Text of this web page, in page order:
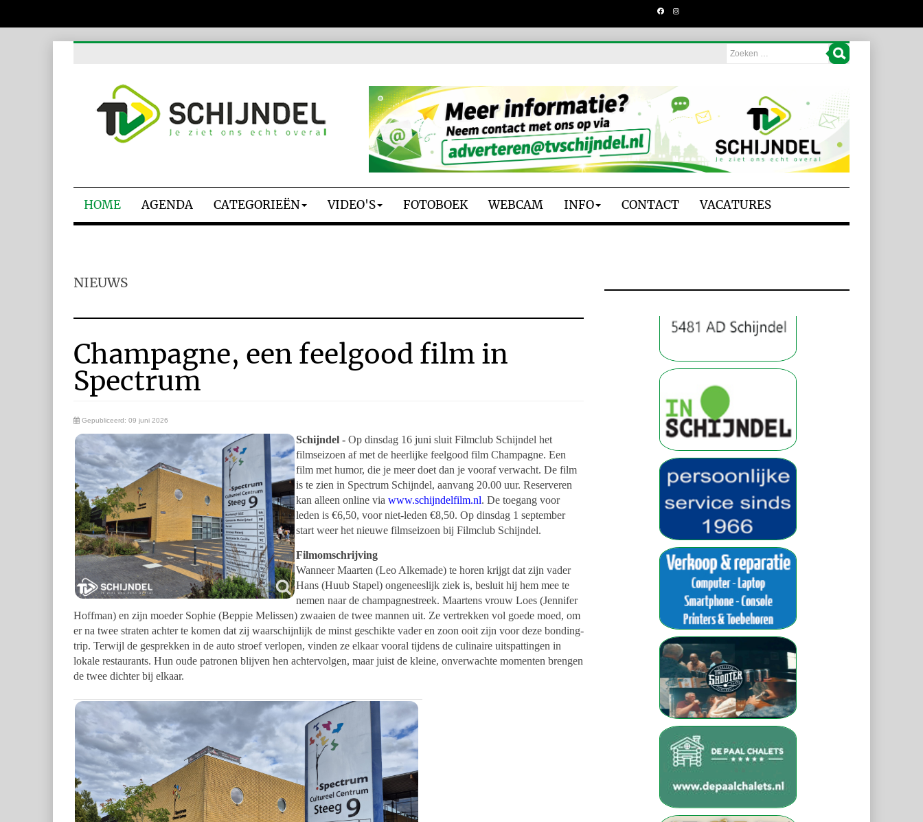
HOME AGENDA CATEGORIEËN VIDEO'S FOTOBOEK WEBCAM INFO CONTACT VACATURES
NIEUWS
Champagne, een feelgood film in
Spectrum
Gepubliceerd: 09 juni 2026
Schijndel - Op dinsdag 16 juni sluit Filmclub Schijndel het
filmseizoen af met de heerlijke feelgood film Champagne. Een
film met humor, die je meer doet dan je vooraf verwacht. De film
is te zien in Spectrum Schijndel, aanvang 20.00 uur. Reserveren
kan alleen online via www.schijndelfilm.nl. De toegang voor
leden is €6,50, voor niet-leden €8,50. Op dinsdag 1 september
start weer het nieuwe filmseizoen bij Filmclub Schijndel.
Filmomschrijving
Wanneer Maarten (Leo Alkemade) te horen krijgt dat zijn vader
Hans (Huub Stapel) ongeneeslijk ziek is, besluit hij hem mee te
nemen naar de champagnestreek. Maartens vrouw Loes (Jennifer
Hoffman) en zijn moeder Sophie (Beppie Melissen) zwaaien de twee mannen uit. Ze vertrekken vol goede moed, om
er na twee straten achter te komen dat zij waarschijnlijk de minst geschikte vader en zoon ooit zijn voor deze bonding-
trip. Terwijl de gesprekken in de auto stroef verlopen, vinden ze elkaar vooral tijdens de culinaire uitspattingen in
lokale restaurants. Hun oude patronen blijven hen achtervolgen, maar juist de kleine, onverwachte momenten brengen
de twee dichter bij elkaar.